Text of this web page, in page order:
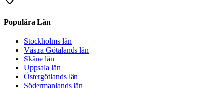
Populära Län
Stockholms län
Västra Götalands län
Skåne län
Uppsala län
Östergötlands län
Södermanlands län